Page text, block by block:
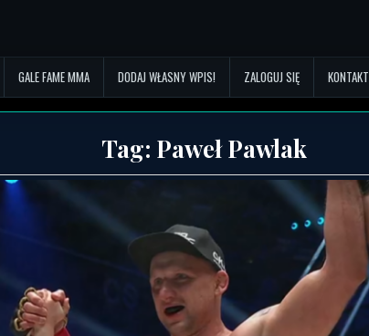
GALE FAME MMA DODAJ WŁASNY WPIS! ZALOGUJ SIĘ KONTAKT
Tag: Paweł Pawlak